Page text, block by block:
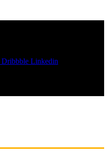
Dribbble Linkedin